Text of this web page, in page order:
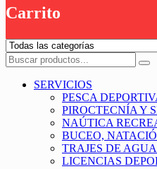
Carrito
SERVICIOS
PESCA
PIROCTECNÍA Y
NAÚTICA
BUCEO,
TRAJES DE
LICENCIAS